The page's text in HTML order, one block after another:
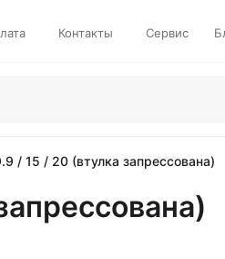
Контакты Сервис
/ 15 / 20 (втулка запрессована)